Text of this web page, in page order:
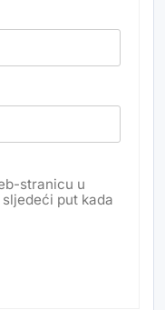
stranicu u
put kada